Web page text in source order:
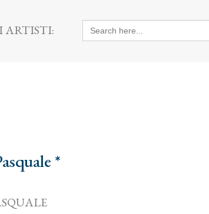
ARTISTI: Search
for:
*